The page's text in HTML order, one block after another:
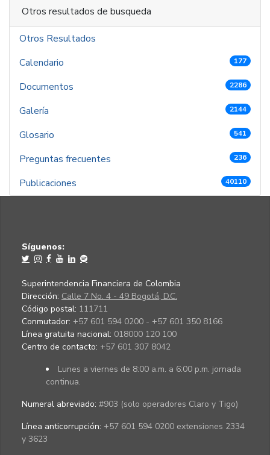
Otros resultados de busqueda
Otros Resultados
Calendario
177
Documentos 2286
Galería 2144
Glosario 541
Preguntas frecuentes 236
Publicaciones 40110
Síguenos:
Superintendencia Financiera de Colombia
Dirección: Calle 7 No. 4 - 49 Bogotá, D.C.
Código postal: 111711
Conmutador: +57 601 594 0200 - +57 601 350 8166
Línea gratuita nacional: 018000 120 100
Centro de contacto: +57 601 307 8042
Lunes a viernes de 8:00 a.m. a 6:00 p.m. jornada
continua.
Numeral abreviado: #903 (solo operadores Claro y Tigo)
Línea anticorrupción: +57 601 594 0200 extensiones 2334
y 3623